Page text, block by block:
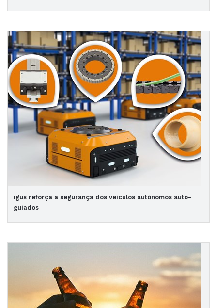
igus reforça a segurança dos veículos autónomos auto-
guiados